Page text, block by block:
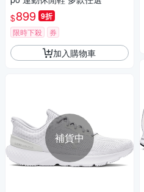
$899 9折
限時下殺 券
加入購物車
補貨中